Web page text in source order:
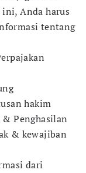
Anda harus
tentang
hakim
Penghasilan
& kewajiban
dari